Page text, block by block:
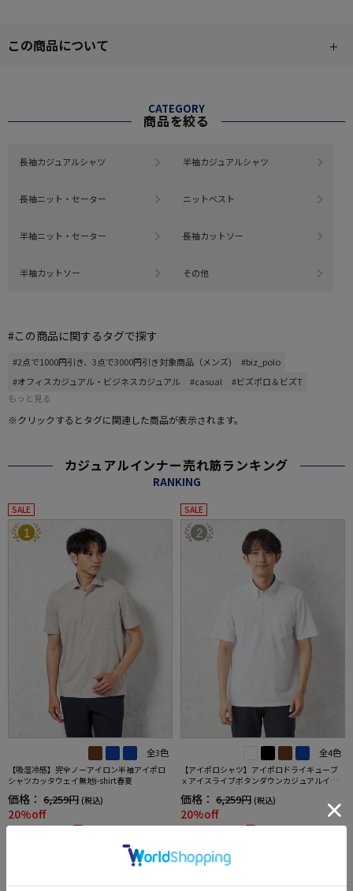
この商品について
CATEGORY
商品を絞る
長袖カジュアルシャツ 半袖カジュアルシャツ
長袖ニット・セーター ニットベスト
半袖ニット・セーター 長袖カットソー
半袖カットソー その他
#この商品に関するタグで探す
#2点で1000円引き、3点で3000円引き対象商品（メンズ)
#biz_polo
#オフィスカジュアル・ビジネスカジュアル
#casual
#ビズポロ＆ビズT
もっと見る
※クリックするとタグに関連した商品が表示されます。
カジュアルインナー売れ筋ランキング
RANKING
SALE
1
全3色
【吸湿冷感】完全ノーアイロン半袖アイポロ
シャツカッタウェイ無地i-shirt春夏
価格： 6,259円 (税込)
20%off
WEB価格： 4,990円 (税込)
★2点で1,000円OFF／3点で3,00
SALE
2
全4色
【アイポロシャツ】アイポロドライキューブ
ｘアイスライブボタンダウンカジュアルイン
ナー吸汗速乾抗菌加工ストレッチ形態安定春
夏
価格： 6,259円 (税込)
20%off
WEB価格： 4,990円 (税込)
★2点で1,000円OFF／3点で3,00
0円OFF対象